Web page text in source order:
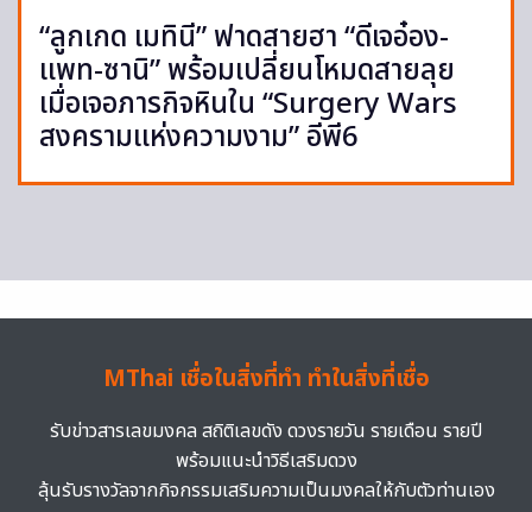
“ลูกเกด เมทินี” ฟาดสายฮา “ดีเจอ๋อง-
แพท-ซานิ” พร้อมเปลี่ยนโหมดสายลุย
เมื่อเจอภารกิจหินใน “Surgery Wars
สงครามแห่งความงาม” อีพี6
MThai เชื่อในสิ่งที่ทำ ทำในสิ่งที่เชื่อ
รับข่าวสารเลขมงคล สถิติเลขดัง ดวงรายวัน รายเดือน รายปี
พร้อมแนะนำวิธีเสริมดวง
ลุ้นรับรางวัลจากกิจกรรมเสริมความเป็นมงคลให้กับตัวท่านเอง